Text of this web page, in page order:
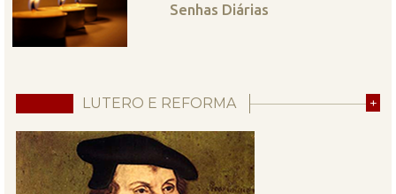
Senhas Diárias
LUTERO E REFORMA +